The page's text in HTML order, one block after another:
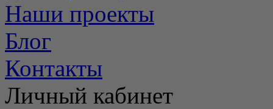
Наши проекты
Блог
Контакты
Личный кабинет